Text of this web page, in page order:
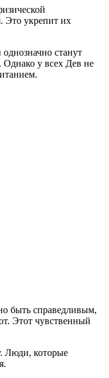
Это укрепит их
станут
у всех Дев не
быть справедливым,
Этот чувственный
Люди, которые